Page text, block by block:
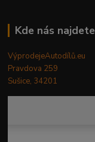
Kde nás najdete
VýprodejeAutodílů.eu
Pravdova 259
Sušice, 34201